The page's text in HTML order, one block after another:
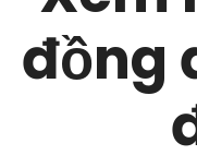
đồng